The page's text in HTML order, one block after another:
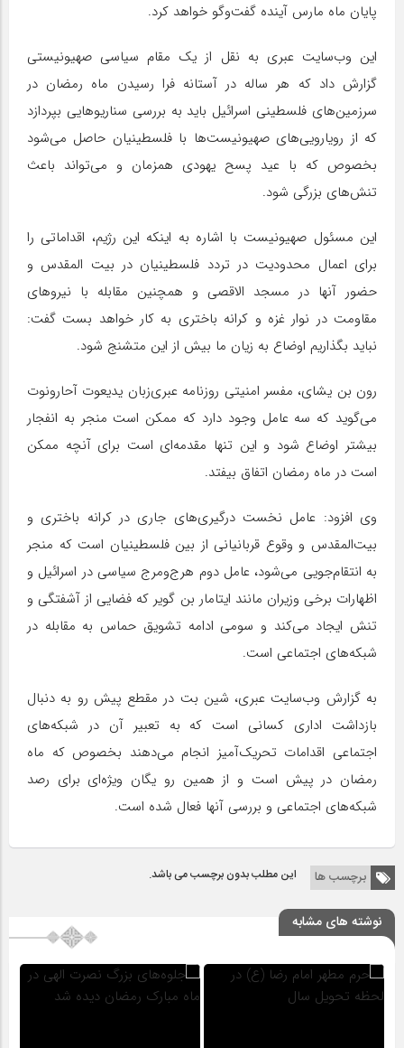
پایان ماه مارس آینده گفت‌وگو خواهد کرد.
این وب‌سایت عبری به نقل از یک مقام سیاسی صهیونیستی
گزارش داد که هر ساله در آستانه فرا رسیدن ماه رمضان در
سرزمین‌های فلسطینی اسرائیل باید به بررسی سناریوهایی بپردازد
که از رویارویی‌های صهیونیست‌ها با فلسطینیان حاصل می‌شود
بخصوص که با عید پسح یهودی همزمان و می‌تواند باعث
تنش‌های بزرگی شود.
این مسئول صهیونیست با اشاره به اینکه این رژیم، اقداماتی را
برای اعمال محدودیت در تردد فلسطینیان در بیت المقدس و
حضور آنها در مسجد الاقصی و همچنین مقابله با نیروهای
مقاومت در نوار غزه و کرانه باختری به کار خواهد بست گفت:
نباید بگذاریم اوضاع به زیان ما بیش از این متشنج شود.
رون بن یشای، مفسر امنیتی روزنامه عبری‌زبان یدیعوت آحارونوت
می‌گوید که سه عامل وجود دارد که ممکن است منجر به انفجار
بیشتر اوضاع شود و این تنها مقدمه‌ای است برای آنچه ممکن
است در ماه رمضان اتفاق بیفتد.
وی افزود: عامل نخست درگیری‌های جاری در کرانه باختری و
بیت‌المقدس و وقوع قربانیانی از بین فلسطینیان است که منجر
به انتقام‌جویی می‌شود، عامل دوم هرج‌ومرج سیاسی در اسرائیل و
اظهارات برخی وزیران مانند ایتامار بن گویر که فضایی از آشفتگی و
تنش ایجاد می‌کند و سومی ادامه تشویق حماس به مقابله در
شبکه‌های اجتماعی است.
به گزارش وب‌سایت عبری، شین بت در مقطع پیش رو به دنبال
بازداشت اداری کسانی است که به تعبیر آن در شبکه‌های
اجتماعی اقدامات تحریک‌آمیز انجام می‌دهند بخصوص که ماه
رمضان در پیش است و از همین رو یگان ویژه‌ای برای رصد
شبکه‌های اجتماعی و بررسی آنها فعال شده است.
برچسب ها این مطلب بدون برچسب می باشد.
نوشته های مشابه